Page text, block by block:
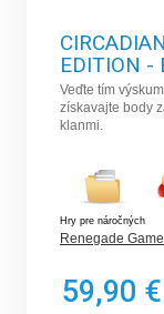
Politické hry
Politické hry
postavy na
V týchto hrách
určili počet
hracej doske.
kupujete
Cieľom je
EDITION -
Veďte tím
získavajte body
klanmi.
Hry pre náročných
Renegade
59,90 €